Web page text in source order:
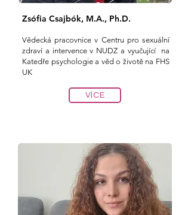
Zsófia Csajbók, M.A., Ph.D.
Vědecká pracovnice v Centru pro sexuální
zdraví a intervence v NUDZ a vyučující na
Katedře psychologie a věd o životě na FHS
UK
VÍCE